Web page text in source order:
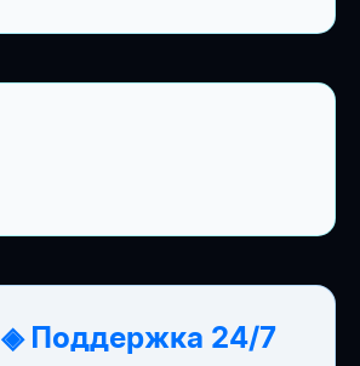
◈ Поддержка 24/7